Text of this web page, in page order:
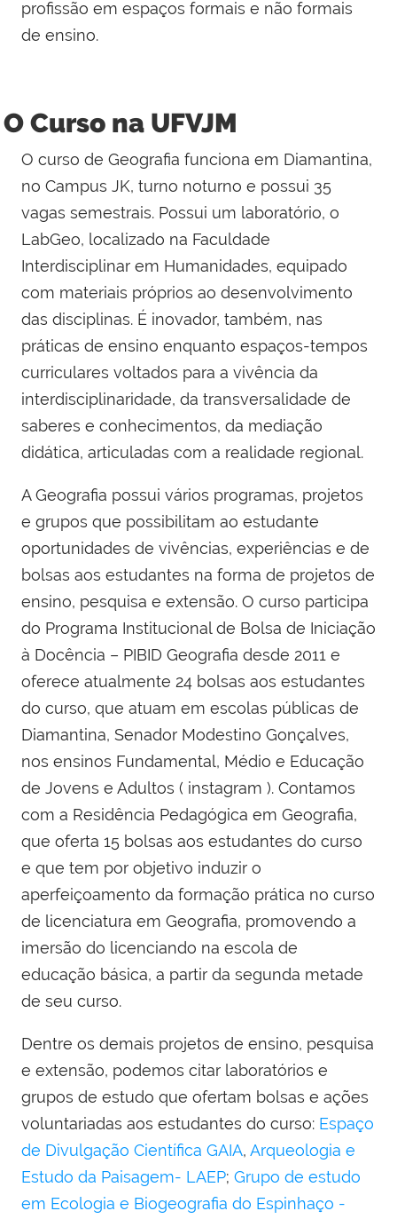
profissão em espaços formais e não formais
de ensino.
O Curso na UFVJM
O curso de Geografia funciona em Diamantina,
no Campus JK, turno noturno e possui 35
vagas semestrais. Possui um laboratório, o
LabGeo, localizado na Faculdade
Interdisciplinar em Humanidades, equipado
com materiais próprios ao desenvolvimento
das disciplinas. É inovador, também, nas
práticas de ensino enquanto espaços-tempos
curriculares voltados para a vivência da
interdisciplinaridade, da transversalidade de
saberes e conhecimentos, da mediação
didática, articuladas com a realidade regional.
A Geografia possui vários programas, projetos
e grupos que possibilitam ao estudante
oportunidades de vivências, experiências e de
bolsas aos estudantes na forma de projetos de
ensino, pesquisa e extensão. O curso participa
do Programa Institucional de Bolsa de Iniciação
à Docência – PIBID Geografia desde 2011 e
oferece atualmente 24 bolsas aos estudantes
do curso, que atuam em escolas públicas de
Diamantina, Senador Modestino Gonçalves,
nos ensinos Fundamental, Médio e Educação
de Jovens e Adultos ( instagram ). Contamos
com a Residência Pedagógica em Geografia,
que oferta 15 bolsas aos estudantes do curso
e que tem por objetivo induzir o
aperfeiçoamento da formação prática no curso
de licenciatura em Geografia, promovendo a
imersão do licenciando na escola de
educação básica, a partir da segunda metade
de seu curso.
Dentre os demais projetos de ensino, pesquisa
e extensão, podemos citar laboratórios e
grupos de estudo que ofertam bolsas e ações
voluntariadas aos estudantes do curso: Espaço
de Divulgação Científica GAIA, Arqueologia e
Estudo da Paisagem- LAEP; Grupo de estudo
em Ecologia e Biogeografia do Espinhaço -